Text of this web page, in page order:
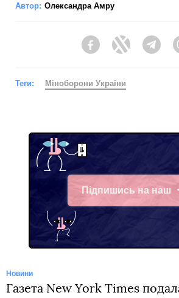
Автор: Олександра Амру
FacebookTwitter
Теги: Міноборони України
Підпишись на наш
Telegram
Новини
Газета New York Times